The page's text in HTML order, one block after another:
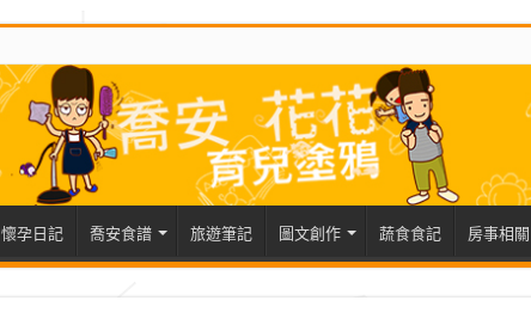
懷孕日記 喬安食譜 旅遊筆記 圖文創作 蔬食食記 房事相關